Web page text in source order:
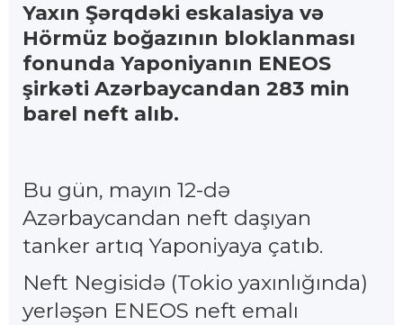
Yaxın Şərqdəki eskalasiya və
Hörmüz boğazının bloklanması
fonunda Yaponiyanın ENEOS
şirkəti Azərbaycandan 283 min
barel neft alıb.
Bu gün, mayın 12-də
Azərbaycandan neft daşıyan
tanker artıq Yaponiyaya çatıb.
Neft Negisidə (Tokio yaxınlığında)
yerləşən ENEOS neft emalı